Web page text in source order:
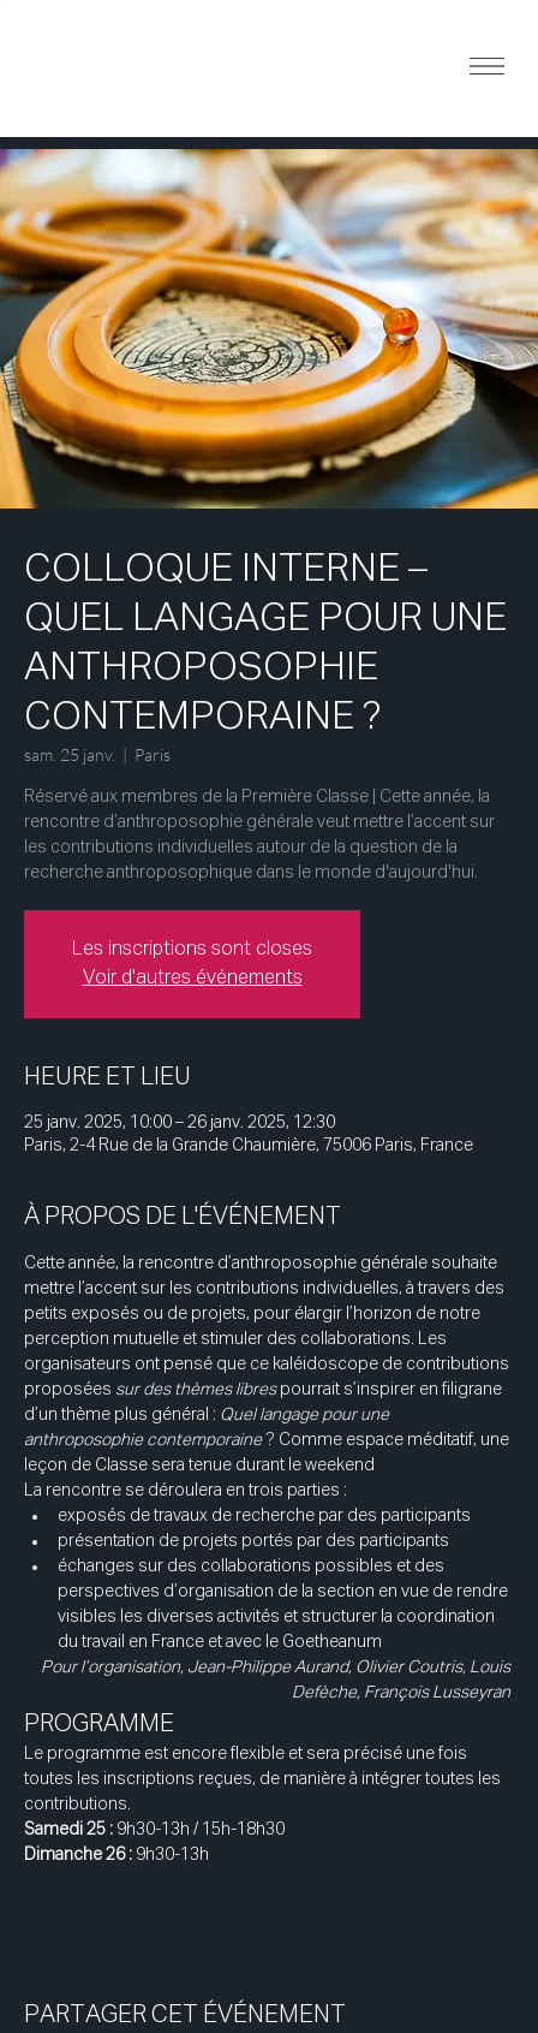
COLLOQUE INTERNE –
QUEL LANGAGE POUR UNE
ANTHROPOSOPHIE
CONTEMPORAINE ?
sam. 25 janv.
  |
Paris
Réservé aux membres de la Première Classe | Cette année, la
rencontre d’anthroposophie générale veut mettre l’accent sur
les contributions individuelles autour de la question de la
recherche anthroposophique dans le monde d'aujourd'hui.
Les inscriptions sont closes
Voir d'autres événements
HEURE ET LIEU
25 janv. 2025, 10:00 – 26 janv. 2025, 12:30
Paris, 2-4 Rue de la Grande Chaumière, 75006 Paris, France
À PROPOS DE L'ÉVÉNEMENT
Cette année, la rencontre d’anthroposophie générale souhaite
mettre l’accent sur les contributions individuelles, à travers des
petits exposés ou de projets, pour élargir l’horizon de notre
perception mutuelle et stimuler des collaborations. Les
organisateurs ont pensé que ce kaléidoscope de contributions
proposées sur des thèmes libres pourrait s’inspirer en filigrane
d’un thème plus général : Quel langage pour une
anthroposophie contemporaine ? Comme espace méditatif, une
leçon de Classe sera tenue durant le weekend
La rencontre se déroulera en trois parties :
exposés de travaux de recherche par des participants
présentation de projets portés par des participants
échanges sur des collaborations possibles et des
perspectives d’organisation de la section en vue de rendre
visibles les diverses activités et structurer la coordination
du travail en France et avec le Goetheanum
Pour l’organisation, Jean-Philippe Aurand, Olivier Coutris, Louis
Defèche, François Lusseyran
PROGRAMME
Le programme est encore flexible et sera précisé une fois
toutes les inscriptions reçues, de manière à intégrer toutes les
contributions.
Samedi 25 : 9h30-13h / 15h-18h30
Dimanche 26 : 9h30-13h
PARTAGER CET ÉVÉNEMENT